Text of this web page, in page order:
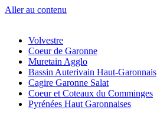
Aller au contenu
Volvestre
Coeur de Garonne
Muretain Agglo
Bassin Auterivain Haut-Garonnais
Cagire Garonne Salat
Coeur et Coteaux du Comminges
Pyrénées Haut Garonnaises